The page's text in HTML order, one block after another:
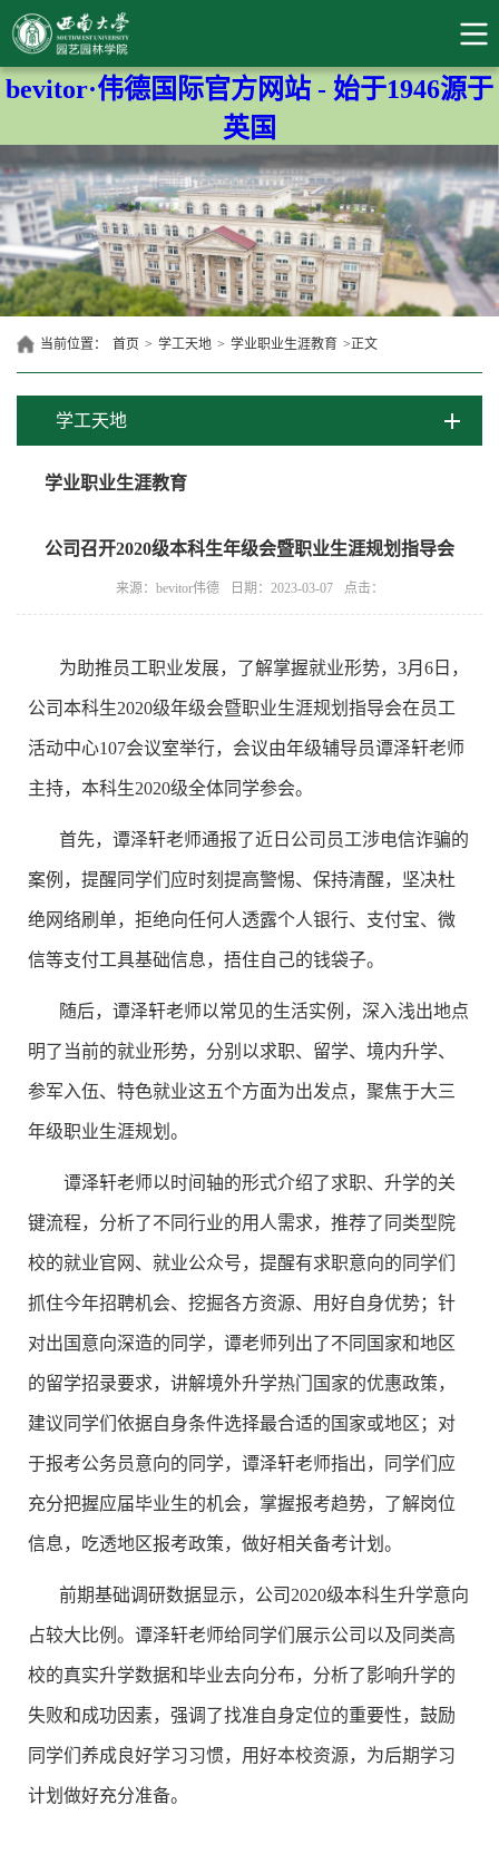
bevitor·伟德国际官方网站 - 始于1946源于
英国
当前位置： 首页 > 学工天地 > 学业职业生涯教育 >正文
学工天地
学业职业生涯教育
公司召开2020级本科生年级会暨职业生涯规划指导会
来源：bevitor伟德 日期：2023-03-07 点击：
为助推员工职业发展，了解掌握就业形势， 3月 6 日，
公司本科生2020级年级会暨职业生涯规划指导会在员工
活动中心107会议室举行，会议由年级辅导员谭泽轩老师
主持，本科生2020级全体同学参会。
首先，谭泽轩老师通报了近日公司员工涉电信诈骗的
案例，提醒同学们应时刻提高警惕、保持清醒，坚决杜
绝网络刷单，拒绝向任何人透露个人银行、支付宝、微
信等支付工具基础信息，捂住自己的钱袋子。
随后，谭泽轩老师以常见的生活实例，深入浅出地点
明了当前的就业形势，分别以求职、留学、境内升学、
参军入伍、特色就业这五个方面为出发点，聚焦于大三
年级职业生涯规划。
谭泽轩老师以时间轴的形式介绍了求职、升学的关
键流程，分析了不同行业的用人需求，推荐了同类型院
校的就业官网、就业公众号，提醒有求职意向的同学们
抓住今年招聘机会、挖掘各方资源、用好自身优势；针
对出国意向深造的同学，谭老师列出了不同国家和地区
的留学招录要求，讲解境外升学热门国家的优惠政策，
建议同学们依据自身条件选择最合适的国家或地区；对
于报考公务员意向的同学，谭泽轩老师指出，同学们应
充分把握应届毕业生的机会，掌握报考趋势，了解岗位
信息，吃透地区报考政策，做好相关备考计划。
前期基础调研数据显示，公司 2020级本科生升学意向
占较大比例。谭泽轩老师给同学们展示公司以及同类高
校的真实升学数据和毕业去向分布，分析了影响升学的
失败和成功因素，强调了找准自身定位的重要性，鼓励
同学们养成良好学习习惯，用好本校资源，为后期学习
计划做好充分准备。